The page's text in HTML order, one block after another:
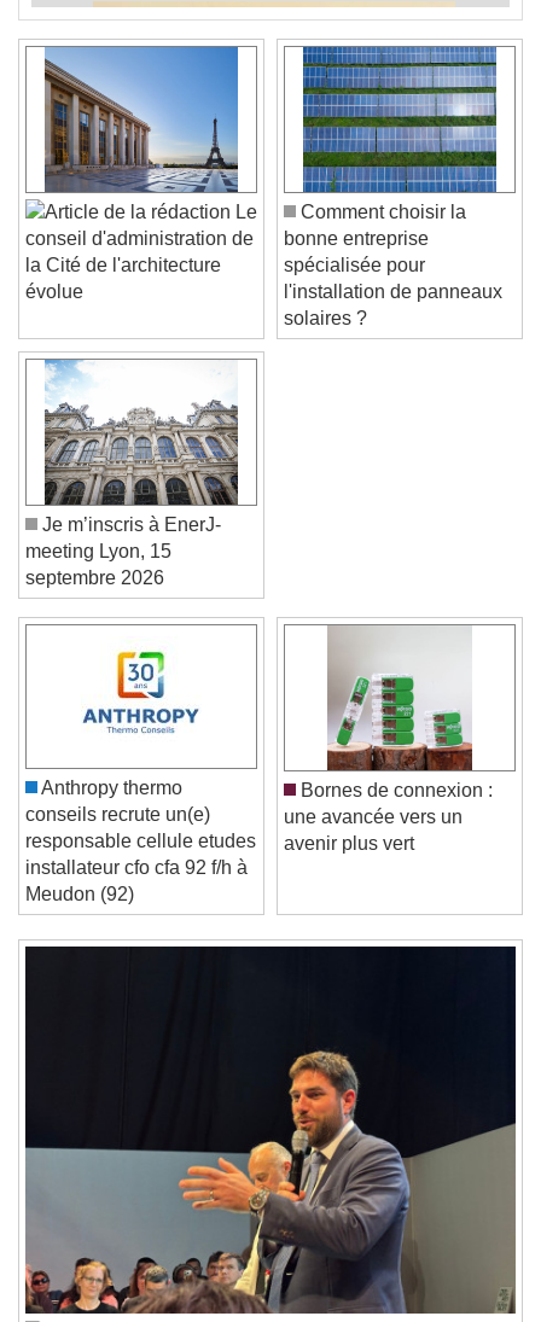
Video Player is loading.
Play Video
Play
Skip Backward
Skip Forward
Unmute
Current Time
/
Duration-:-
Loaded :0%
Stream Type
Seek to live, currently behind liveLIVE
Remaining Time-0:00
descriptions off, selected
subtitles settings, opens subtitles
subtitles off, selected
Audio Track
Le
conseil d'administration de
la Cité de l'architecture
Comment choisir la
bonne entreprise
spécialisée pour
l'installation de panneaux
solaires ?
Je m’inscris à EnerJ-
meeting Lyon, 15
septembre 2026
Anthropy thermo
conseils recrute un(e)
responsable cellule etudes
installateur cfo cfa 92 f/h à
Meudon (92)
Bornes de connexion :
une avancée vers un